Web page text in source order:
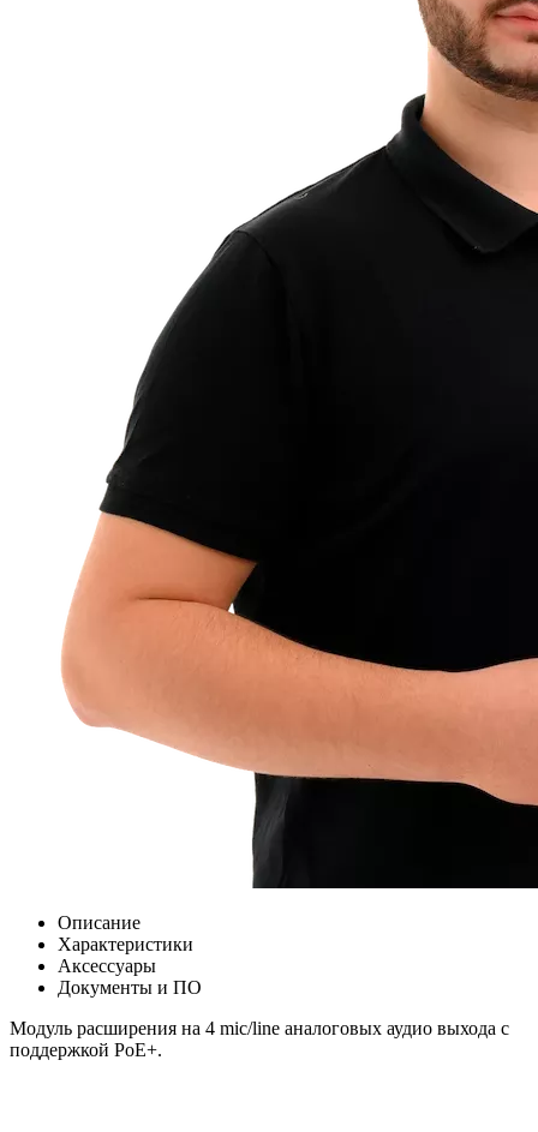
Описание
Характеристики
Аксессуары
Документы и ПО
Модуль расширения на 4 mic/line аналоговых аудио выхода c
поддержкой PoE+.